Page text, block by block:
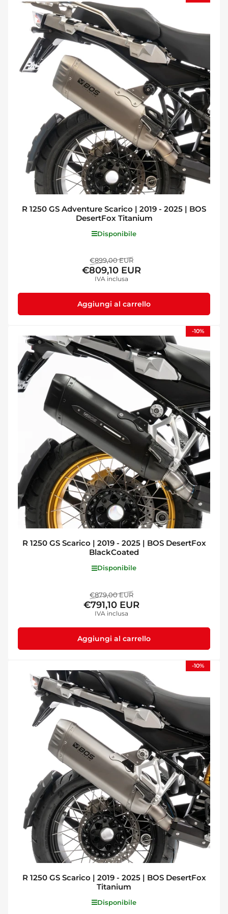
R 1250 GS Adventure Scarico | 2019 - 2025 | BOS
DesertFox Titanium
Disponibile
Prezzo
standard
€899,00 EURPrezzo
di
€809,10 EUR
IVA inclusa
Aggiungi al carrello
-10%
R 1250 GS Scarico | 2019 - 2025 | BOS DesertFox
BlackCoated
Disponibile
Prezzo
standard
€879,00 EURPrezzo
di
€791,10 EUR
IVA inclusa
Aggiungi al carrello
-10%
R 1250 GS Scarico | 2019 - 2025 | BOS DesertFox
Titanium
Disponibile